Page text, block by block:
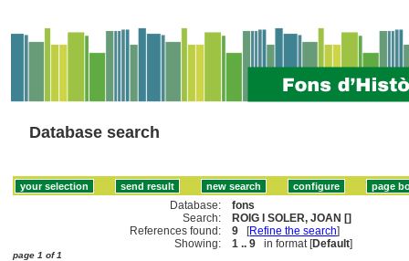
Database search
Database:
fons
Search:
ROIG I SOLER, JOAN []
References found:
9 [Refine the search]
Showing:
1 .. 9 in format [Default]
page 1 of 1